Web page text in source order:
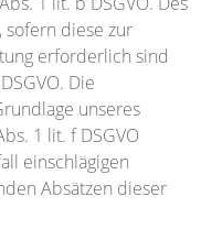
diese zur
erforderlich sind
Die
unseres
1 lit. f DSGVO
einschlägigen
Absätzen dieser